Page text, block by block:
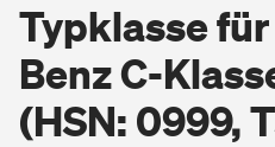
Berufsunfähigkeitsversicherung
Wohnen
Wohngebäudeversicherung
Typklasse
Benz C-
(HSN: 0999,